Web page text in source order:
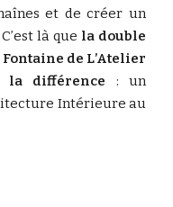
et de créer un
là que la double
de L’Atelier
la différence : un
Intérieure au